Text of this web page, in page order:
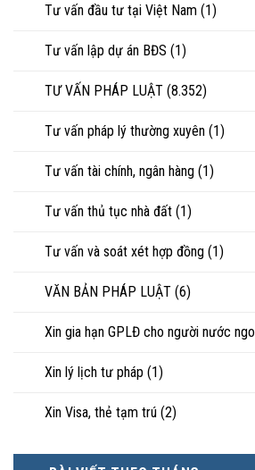
Tư vấn đầu tư tại Việt Nam (1)
Tư vấn lập dự án BĐS (1)
TƯ VẤN PHÁP LUẬT (8.352)
Tư vấn pháp lý thường xuyên (1)
Tư vấn tài chính, ngân hàng (1)
Tư vấn thủ tục nhà đất (1)
Tư vấn và soát xét hợp đồng (1)
VĂN BẢN PHÁP LUẬT (6)
Xin gia hạn GPLĐ cho người nước
Xin lý lịch tư pháp (1)
Xin Visa, thẻ tạm trú (2)